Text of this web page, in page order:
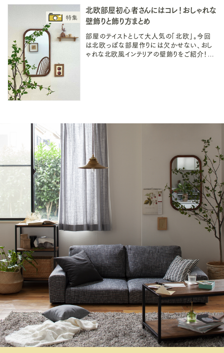
北欧部屋初心者さんにはコレ！おしゃれな
壁飾りと飾り方まとめ
部屋のテイストとして大人気の「北欧」。今回
は北欧っぽな部屋作りには欠かせない、おし
ゃれな北欧風インテリアの壁飾りをご紹介！マ